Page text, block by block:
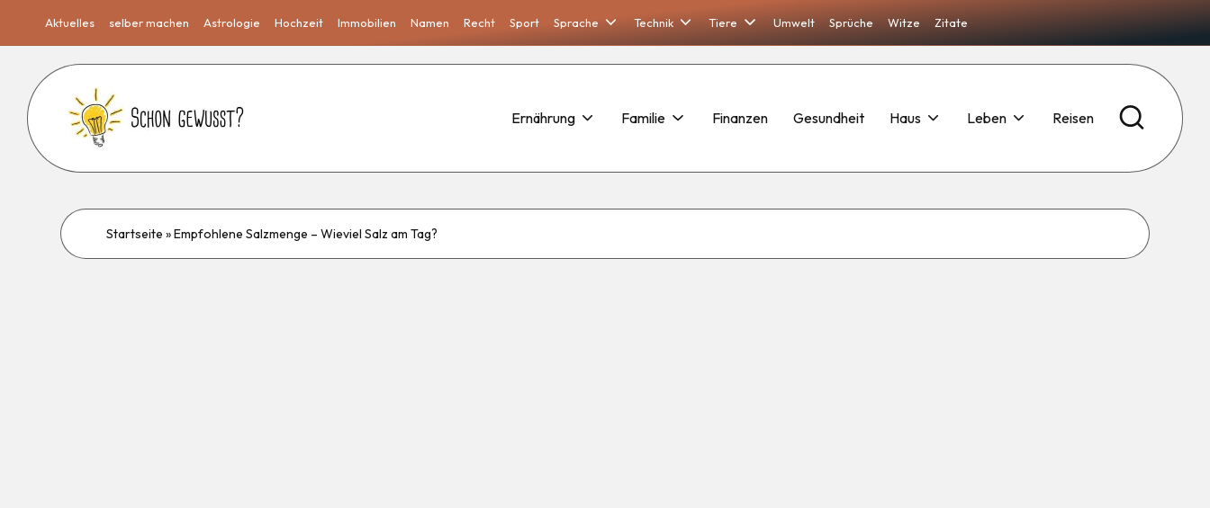
Aktuelles selber machen Astrologie Hochzeit Immobilien Namen Recht Sport Sprache Technik Tiere Umwelt Sprüche Witze Zitate
Ernährung Familie Finanzen Gesundheit Haus Leben Reisen
Startseite »Empfohlene Salzmenge – Wieviel Salz am Tag?